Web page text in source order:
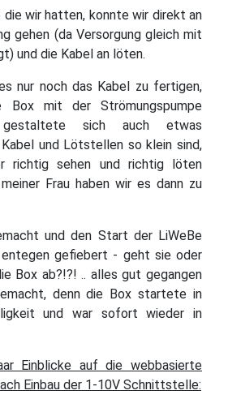
wir hatten, konnte wir direkt an
gehen (da Versorgung gleich mit
und die Kabel an löten.
nur noch das Kabel zu fertigen,
Box mit der Strömungspumpe
sich auch etwas
und Lötstellen so klein sind,
richtig sehen und richtig löten
Frau haben wir es dann zu
und den Start der LiWeBe
gefiebert - geht sie oder
Box ab?!?! .. alles gut gegangen
denn die Box startete in
und war sofort wieder in
Einblicke auf die webbasierte
Einbau der 1-10V Schnittstelle: